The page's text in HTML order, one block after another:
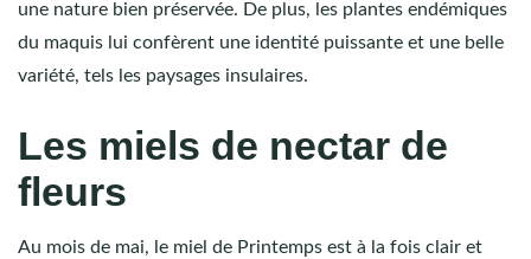
une nature bien préservée. De plus, les plantes endémiques
du maquis lui confèrent une identité puissante et une belle
variété, tels les paysages insulaires.
Les miels de nectar de
fleurs
Au mois de mai, le miel de Printemps est à la fois clair et